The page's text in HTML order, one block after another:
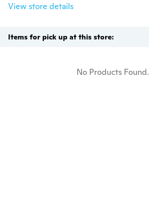
View store details
Items for pick up at this store:
No Products Found.